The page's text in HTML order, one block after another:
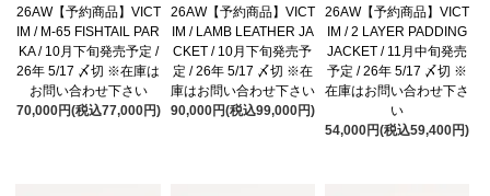
26AW【予約商品】VICT
IM / M-65 FISHTAIL PAR
KA / 10月下旬発売予定 /
26年 5/17 〆切 ※在庫は
お問い合わせ下さい
70,000円(税込77,000円)
26AW【予約商品】VICT
IM / LAMB LEATHER JA
CKET / 10月下旬発売予
定 / 26年 5/17 〆切 ※在
庫はお問い合わせ下さい
90,000円(税込99,000円)
26AW【予約商品】VICT
IM / 2 LAYER PADDING
JACKET / 11月中旬発売
予定 / 26年 5/17 〆切 ※
在庫はお問い合わせ下さ
い
54,000円(税込59,400円)